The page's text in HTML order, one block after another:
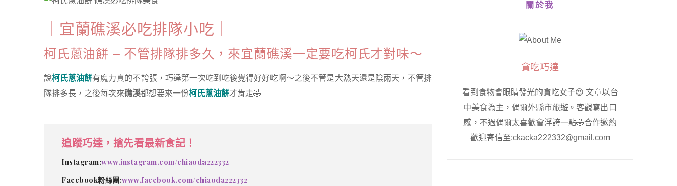
｜宜蘭礁溪必吃排隊小吃｜
柯氏蔥油餅 – 不管排隊排多久，來宜蘭礁溪一定要吃柯氏才對味～
說柯氏蔥油餅有魔力真的不誇張，巧達第一次吃到吃後覺得好好吃啊～之後不管是大熱天還是陰雨天，不管排
隊排多長，之後每次來礁溪都想要來一份柯氏蔥油餅才肯走🤣
追蹤巧達，搶先看最新食記！
Instagram:www.instagram.com/chiaoda222332
Facebook粉絲團:www.facebook.com/chiaoda222332
關於我
貪吃巧達
看到食物會眼睛發光的貪吃女子😍 文章以台
中美食為主，偶爾外縣市旅遊。客觀寫出口
感，不過偶爾太喜歡會浮誇一點🤣合作邀約
歡迎寄信至:ckacka222332@gmail.com